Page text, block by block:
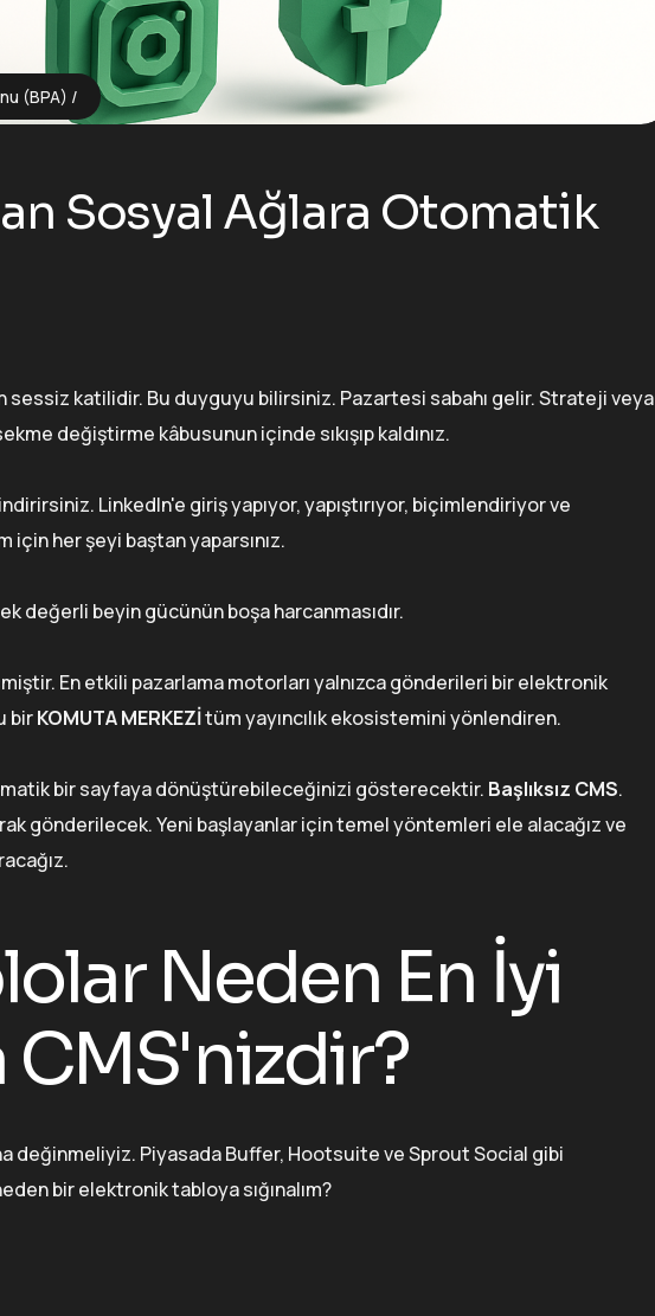
(BPA)
Sosyal Ağlara Otomatik
sessiz katilidir. Bu duyguyu bilirsiniz. Pazartesi sabahı gelir. Strateji veya
değiştirme kâbusunun içinde sıkışıp kaldınız.
LinkedIn'e giriş yapıyor, yapıştırıyor, biçimlendiriyor ve
için her şeyi baştan yaparsınız.
değerli beyin gücünün boşa harcanmasıdır.
En etkili pazarlama motorları yalnızca gönderileri bir elektronik
birKOMUTA MERKEZİtüm yayıncılık ekosistemini yönlendiren.
bir sayfaya dönüştürebileceğinizi gösterecektir. Başlıksız CMS.
gönderilecek. Yeni başlayanlar için temel yöntemleri ele alacağız ve
Neden En İyi
CMS'nizdir?
değinmeliyiz. Piyasada Buffer, Hootsuite ve Sprout Social gibi
bir elektronik tabloya sığınalım?